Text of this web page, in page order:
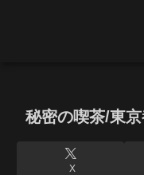
秘密の喫茶/東
X